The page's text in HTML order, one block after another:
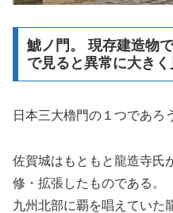
鯱ノ門。 現存建造物
で見ると異常に大きく
日本三大櫓門の１つであろ
佐賀城はもともと龍造寺氏
修・拡張したものである。
九州北部に覇を唱えていた